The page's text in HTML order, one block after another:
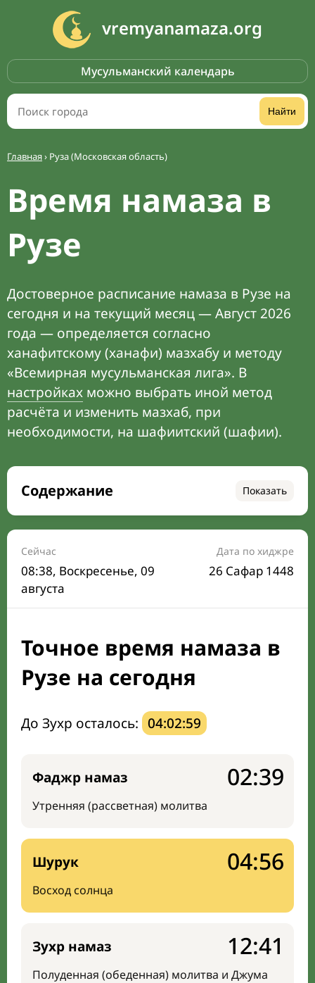
vremyanamaza.org
Мусульманский календарь
Найти
Главная› Руза (Московская область)
Время намаза в
Рузе
Достоверное расписание намаза в Рузе на
сегодня и на текущий месяц — Август 2026
года — определяется согласно
ханафитскому (ханафи) мазхабу и методу
«Всемирная мусульманская лига». В
настройках можно выбрать иной метод
расчёта и изменить мазхаб, при
необходимости, на шафиитский (шафии).
Содержание Показать
Время намаза на сегодня
Расписание на месяц
Время Сухура и Ифтара на сегодня
Календарь рамадана
Направление киблы
Сейчас
08:38, Воскресенье, 09
августа
Дата по хиджре
26 Сафар 1448
Точное время намаза в
Рузе на сегодня
До Зухр осталось: 04:02:58
Фаджр намаз
Утренняя (рассветная) молитва
02:39
Шурук
Восход солнца
04:56
Зухр намаз
Полуденная (обеденная) молитва и Джума
12:41